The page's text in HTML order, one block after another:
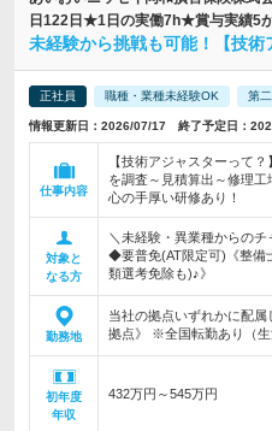
日122日★1日の実働7h★賞与実績5
未経験から挑戦も可能！【技術
正社員 職種・業種未経験OK 第
情報更新日：2026/07/17 終了予定日：
仕事内容
【技術アジャスターって
を調査～見積算出～修理
心の手厚い研修あり！
対象と
なる方
＼未経験・異業種からのチ
◆要普免(AT限定可)《整備
類選考免除も)♪》
勤務地
当社の拠点いずれかに配
拠点》 ※全国転勤あり（生
初年度
年収
432万円～545万円